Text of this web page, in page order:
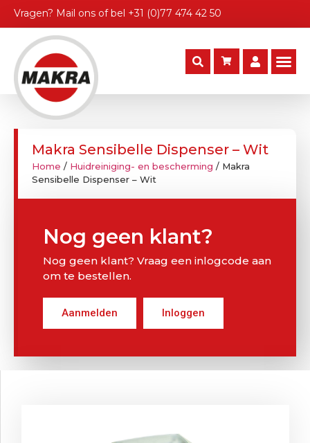
Vragen? Mail ons of bel +31 (0)77 474 42 50
Makra Sensibelle Dispenser – Wit
Home / Huidreiniging- en bescherming / Makra
Sensibelle Dispenser – Wit
Nog geen klant?
Nog geen klant? Vraag een inlogcode aan
om te bestellen.
Aanmelden Inloggen